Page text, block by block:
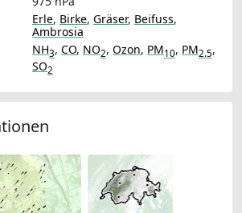
Erle, Birke, Gräser, Beifuss,
Ambrosia
NH3, CO, NO2, Ozon, PM10, PM2.5,
SO2